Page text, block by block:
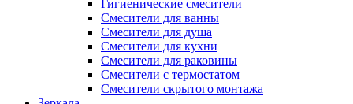
Гигиенические смесители
Смесители для ванны
Смесители для душа
Смесители для кухни
Смесители для раковины
Смесители с термостатом
Смесители скрытого монтажа